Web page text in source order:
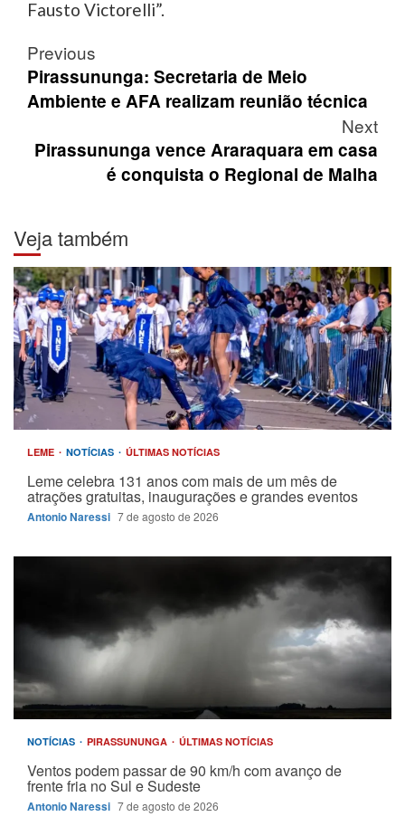
Fausto Victorelli”.
Post
navigation
Previous
Pirassununga: Secretaria de Meio
Ambiente e AFA realizam reunião técnica
Next
Pirassununga vence Araraquara em casa
é conquista o Regional de Malha
Veja também
LEME NOTÍCIAS ÚLTIMAS NOTÍCIAS
Leme celebra 131 anos com mais de um mês de
atrações gratuitas, inaugurações e grandes eventos
Antonio Naressi 7 de agosto de 2026
NOTÍCIAS PIRASSUNUNGA ÚLTIMAS NOTÍCIAS
Ventos podem passar de 90 km/h com avanço de
frente fria no Sul e Sudeste
Antonio Naressi 7 de agosto de 2026